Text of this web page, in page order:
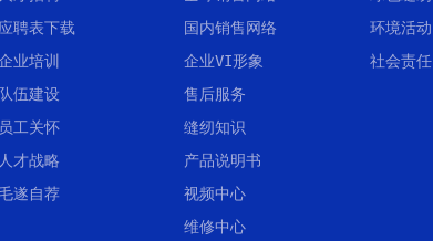
应聘表下载
业培训
队伍建设
员工关怀
人才战略
遂自荐
国内销售网络
企业VI形象
售后服务
缝纫知识
产品说明书
视频中心
维修中心
环境活动
社会责任